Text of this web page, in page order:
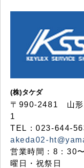
(株)タケダ
〒990-2481 山形
1
TEL：023-644-
akeda02-
営業時間：8：30
曜日・祝祭日